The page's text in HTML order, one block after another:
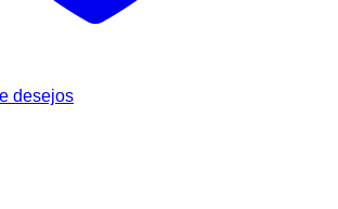
desejos